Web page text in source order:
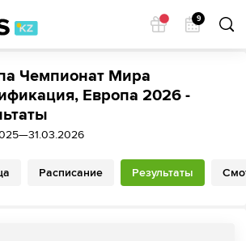
9
Чемпионат Мира
Европа 2026 -
Расписание Результаты